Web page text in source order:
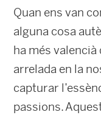
Quan ens van
alguna cosa
ha més
arrelada en la
capturar
passions.